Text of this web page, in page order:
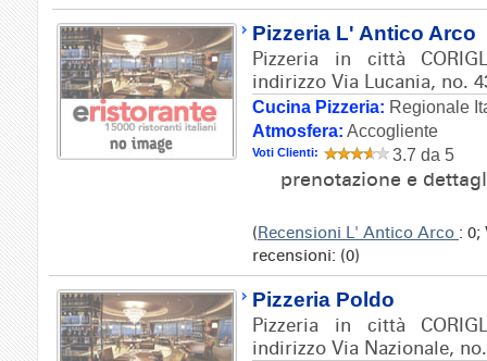
Pizzeria L' Antico Arco
Pizzeria in città
indirizzo Via Lucania, no.
Cucina Pizzeria: Regionale
Atmosfera: Accogliente
Voti Clienti: 3.7 da 5
prenotazione e
(Recensioni L' Antico Arco : 0;
recensioni: (0)
Pizzeria Poldo
Pizzeria in città
indirizzo Via Nazionale,